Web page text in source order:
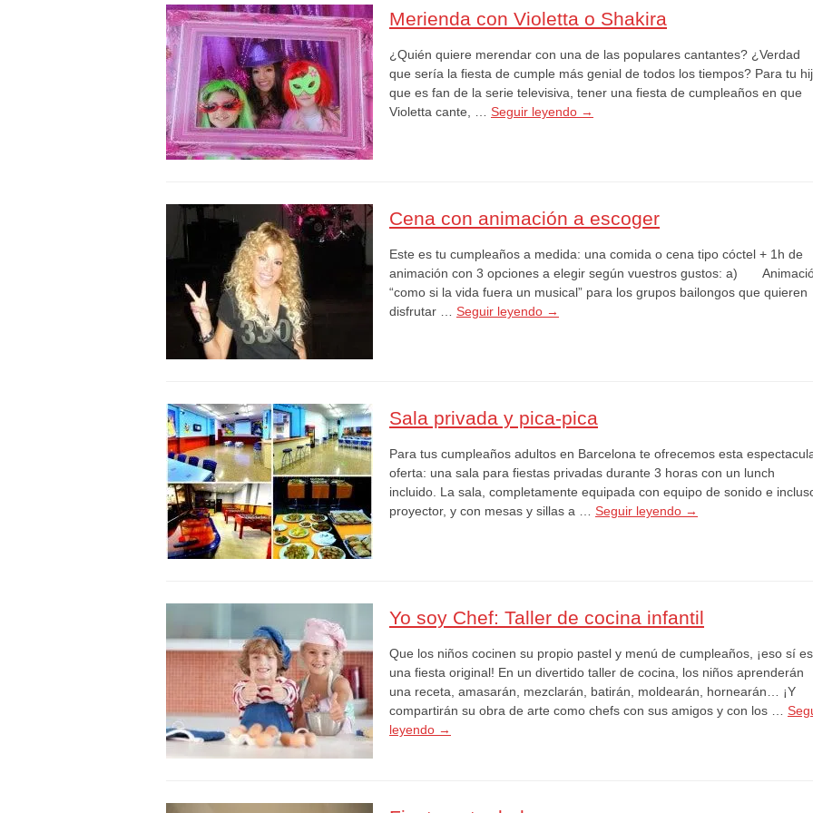
Merienda con Violetta o Shakira
¿Quién quiere merendar con una de las populares cantantes? ¿Verdad
que sería la fiesta de cumple más genial de todos los tiempos? Para tu
que es fan de la serie televisiva, tener una fiesta de cumpleaños en que
Violetta cante, … Seguir leyendo →
Cena con animación a escoger
Este es tu cumpleaños a medida: una comida o cena tipo cóctel + 1h de
animación con 3 opciones a elegir según vuestros gustos: a)
“como si la vida fuera un musical” para los grupos bailongos que quieren
disfrutar … Seguir leyendo →
Sala privada y pica-pica
Para tus cumpleaños adultos en Barcelona te ofrecemos esta
oferta: una sala para fiestas privadas durante 3 horas con un lunch
incluido. La sala, completamente equipada con equipo de sonido e
proyector, y con mesas y sillas a … Seguir leyendo →
Yo soy Chef: Taller de cocina infantil
Que los niños cocinen su propio pastel y menú de cumpleaños, ¡eso sí es
una fiesta original! En un divertido taller de cocina, los niños aprenderán
una receta, amasarán, mezclarán, batirán, moldearán, hornearán… ¡Y
compartirán su obra de arte como chefs con sus amigos y con los …
leyendo →